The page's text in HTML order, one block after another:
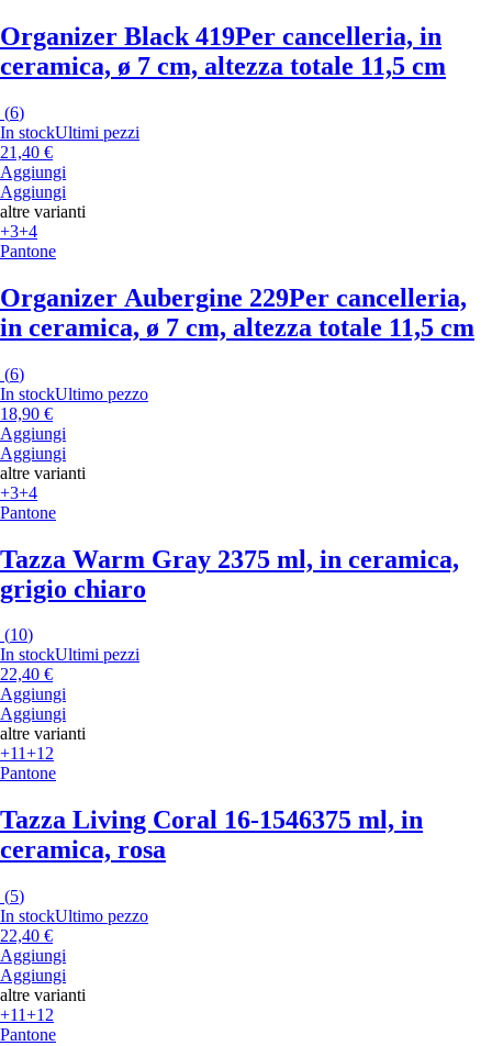
Organizer Black 419Per cancelleria, in
ceramica, ø 7 cm, altezza totale 11,5 cm
(6)
In stockUltimi pezzi
21,40 €
Aggiungi
Aggiungi
altre varianti
+3+4
Pantone
Organizer Aubergine 229Per cancelleria,
in ceramica, ø 7 cm, altezza totale 11,5 cm
(6)
In stockUltimo pezzo
18,90 €
Aggiungi
Aggiungi
altre varianti
+3+4
Pantone
Tazza Warm Gray 2375 ml, in ceramica,
grigio chiaro
(10)
In stockUltimi pezzi
22,40 €
Aggiungi
Aggiungi
altre varianti
+11+12
Pantone
Tazza Living Coral 16-1546375 ml, in
ceramica, rosa
(5)
In stockUltimo pezzo
22,40 €
Aggiungi
Aggiungi
altre varianti
+11+12
Pantone